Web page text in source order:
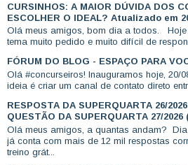
CURSINHOS: A MAIOR DÚVIDA DOS
ESCOLHER O IDEAL? Atualizado em
Olá meus amigos, bom dia a todos. Hoje
tema muito pedido e muito difícil de
FÓRUM DO BLOG - ESPAÇO PARA
Olá #concurseiros! Inauguramos hoje, 20/
ideia é criar um canal de contato direto
RESPOSTA DA SUPERQUARTA 26/
QUESTÃO DA SUPERQUARTA 27/
Olá meus amigos, a quantas andam?
já conta com mais de 12 mil respostas
treino grát...